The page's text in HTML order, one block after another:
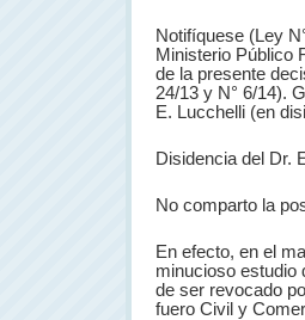
Notifíquese (Ley
Ministerio Público
de la presente
24/13 y N° 6/14).
E. Lucchelli (en
Disidencia del Dr.
No comparto la
En efecto, en el
minucioso estudio
de ser revocado
fuero Civil y